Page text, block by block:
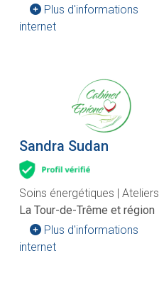
Plus d'informations
internet
Sandra Sudan
Soins énergétiques |
La Tour-de-Trême et région
Plus d'informations
internet